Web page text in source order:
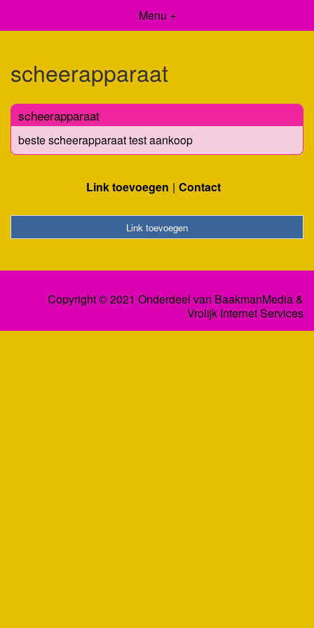
Menu +
scheerapparaat
scheerapparaat
beste scheerapparaat test aankoop
Link toevoegen Contact
Link toevoegen
Copyright © 2021 Onderdeel van BaakmanMedia&
Vrolijk Internet Services